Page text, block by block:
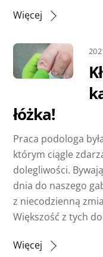
Więcej
łóżka!
Praca podologa
którym ciągle
dolegliwości.
dnia do naszego
z niecodzienną
Większość z tych
Więcej